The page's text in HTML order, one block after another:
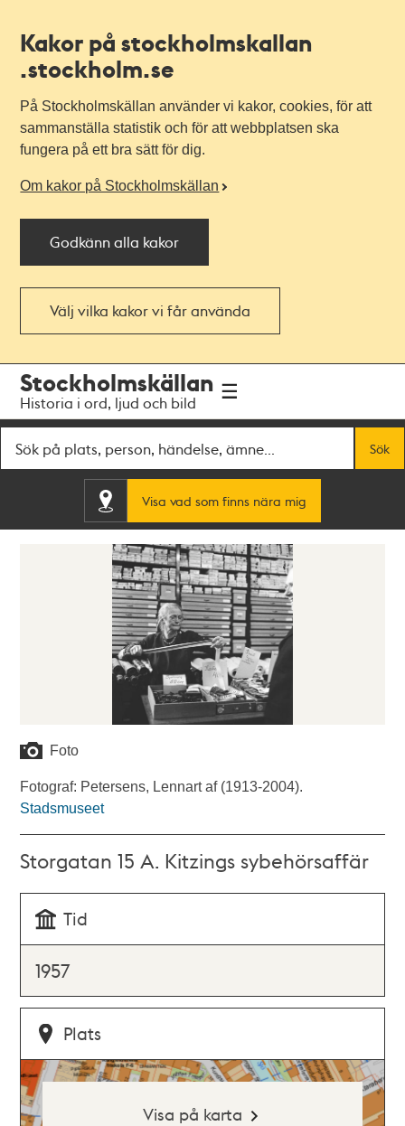
Kakor på stockholmskallan
.stockholm.se
På Stockholmskällan använder vi kakor, cookies, för att
sammanställa statistik och för att webbplatsen ska
fungera på ett bra sätt för dig.
Om kakor på Stockholmskällan
Godkänn alla kakor
Välj vilka kakor vi får använda
navigationen
huvudinnehållet
Stockholmskällan
Historia i ord, ljud och bild
Sök
Visa vad som finns nära mig
Foto
Fotograf: Petersens, Lennart af (1913-2004).
Stadsmuseet
Storgatan 15 A. Kitzings sybehörsaffär
Tid
1957
Plats
Visa på karta